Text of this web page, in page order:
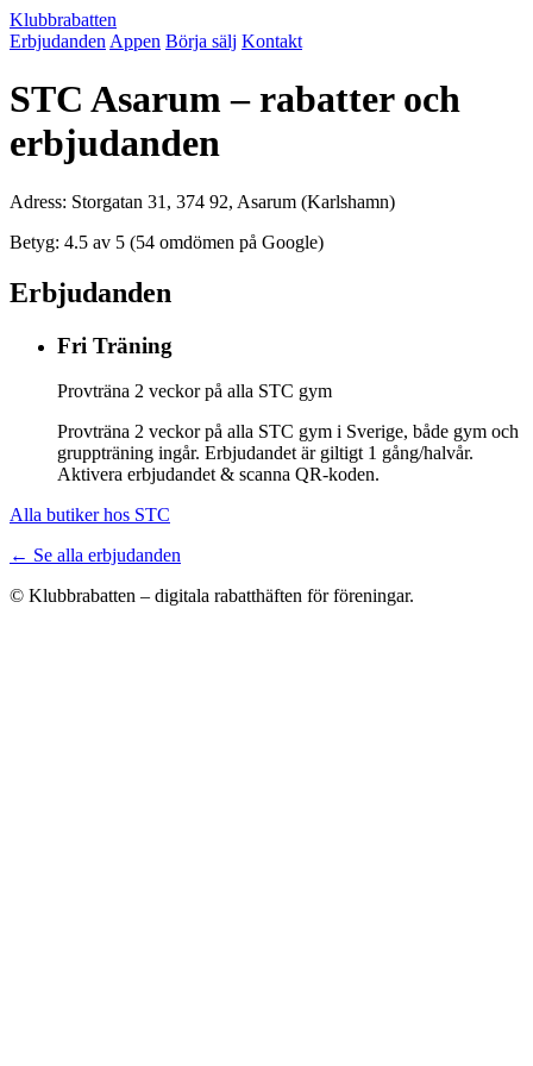
Klubbrabatten
Erbjudanden Appen Börja sälj Kontakt
STC Asarum – rabatter och
erbjudanden
Adress: Storgatan 31, 374 92, Asarum (Karlshamn)
Betyg: 4.5 av 5 (54 omdömen på Google)
Erbjudanden
Fri Träning
Provträna 2 veckor på alla STC gym
Provträna 2 veckor på alla STC gym i Sverige, både gym och
gruppträning ingår. Erbjudandet är giltigt 1 gång/halvår.
Aktivera erbjudandet & scanna QR-koden.
Alla butiker hos STC
← Se alla erbjudanden
© Klubbrabatten – digitala rabatthäften för föreningar.